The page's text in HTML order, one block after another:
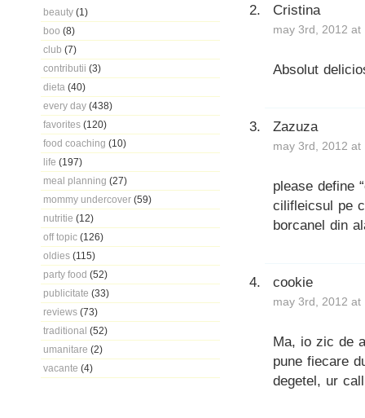
beauty (1)
boo (8)
club (7)
contributii (3)
dieta (40)
every day (438)
favorites (120)
food coaching (10)
life (197)
meal planning (27)
mommy undercover (59)
nutritie (12)
off topic (126)
oldies (115)
party food (52)
publicitate (33)
reviews (73)
traditional (52)
umanitare (2)
vacante (4)
Cristina
may 3rd, 2012 at
Absolut
Zazuza
may 3rd, 2012 at
please define
cilifleicsul pe
borcanel din
cookie
may 3rd, 2012 at
Ma, io zic de
pune fiecare
degetel, ur